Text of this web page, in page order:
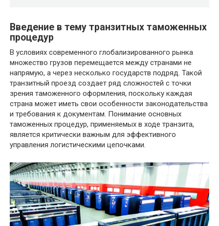
Введение в тему транзитных таможенных
процедур
В условиях современного глобализированного рынка
множество грузов перемещается между странами не
напрямую, а через несколько государств подряд. Такой
транзитный проезд создает ряд сложностей с точки
зрения таможенного оформления, поскольку каждая
страна может иметь свои особенности законодательства
и требования к документам. Понимание основных
таможенных процедур, применяемых в ходе транзита,
является критически важным для эффективного
управления логистическими цепочками.